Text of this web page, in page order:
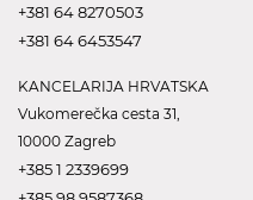
+381 64 8270503
+381 64 6453547
KANCELARIJA HRVATSKA
Vukomerečka cesta 31,
10000 Zagreb
+385 1 2339699